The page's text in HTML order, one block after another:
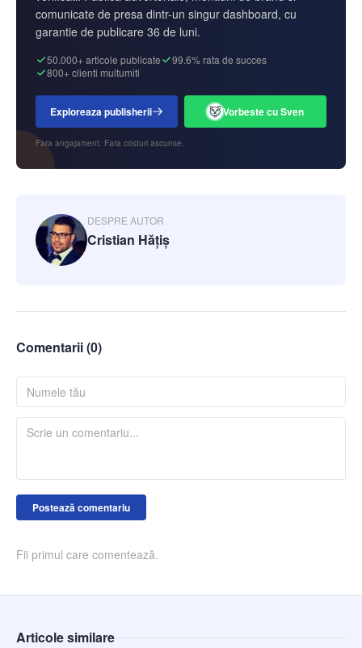
comunicate de presa dintr-un singur dashboard, cu
garantie de publicare 36 de luni.
50.000+ articole publicate
99.6% rata de succes
800+ clienti multumiti
Exploreaza publisherii Vorbeste cu Sven
Fara angajament. Fara costuri ascunse.
DESPRE AUTOR
Cristian Hățiș
Comentarii (0)
Postează comentariu
Fii primul care comentează.
Articole similare